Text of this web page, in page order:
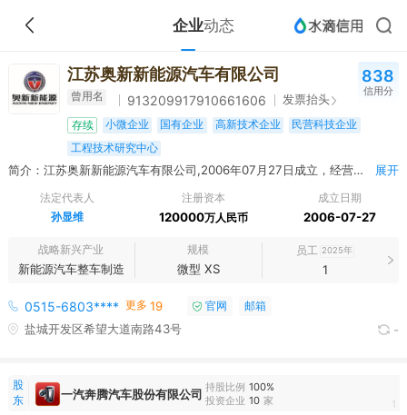
企业动态
江苏奥新新能源汽车有限公司
曾用名 913209917910661606 发票抬头
存续 小微企业 国有企业 高新技术企业
民营科技企业
工程技术研究中心
838
信用分
简介：江苏奥新新能源汽车有限公司,2006年07月27日成立，经营范围包括新能源汽车研发、制造、销售、技术开发以及产业化示范基地推广；专用车研发、制造、销售；汽车零部件及配件、照明灯具、机电设备与零部件、广告牌与灯箱、碳纤维车身、纳火材料的研发、制造、销售；新能源汽车、照明、碳纤维车身技术转让、技术咨询、技术服务；电动汽车的充电设施设计、建设、咨询及运营服务；代理机动车辆保险；自营和代理商品及技术的进出口业务（国家限定企业经营或禁止进出口的商品和技术除外）。（依法须经批准的项目，经相关部门批准后方可开展经营活动） 许可项目：第三类医疗器械经营（依法须经批准的项目，经相关部门批准后方可开展经营活动，具体经营项目以审批结果为准） 一般项目：第二类医疗器械销售（除依法须经批准的项目外，凭营业执照依法自主开展经营活动） 展开
法定代表人
孙显维
注册资本
120000万人民币
成立日期
2006-07-27
战略新兴产业
新能源汽车整车制造
规模
微型 XS
员工 2025年
1
0515-6803**** 更多 19 官网 邮箱
盐城开发区希望大道南路43号 -
股
东
一汽奔腾汽车股份有限公司 持股比例 100%
投资企业 10 家 1